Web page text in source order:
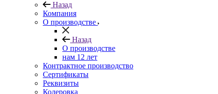
Назад
Компания
О производстве
Назад
О производстве
нам 12 лет
Контрактное производство
Сертификаты
Реквизиты
Колеровка